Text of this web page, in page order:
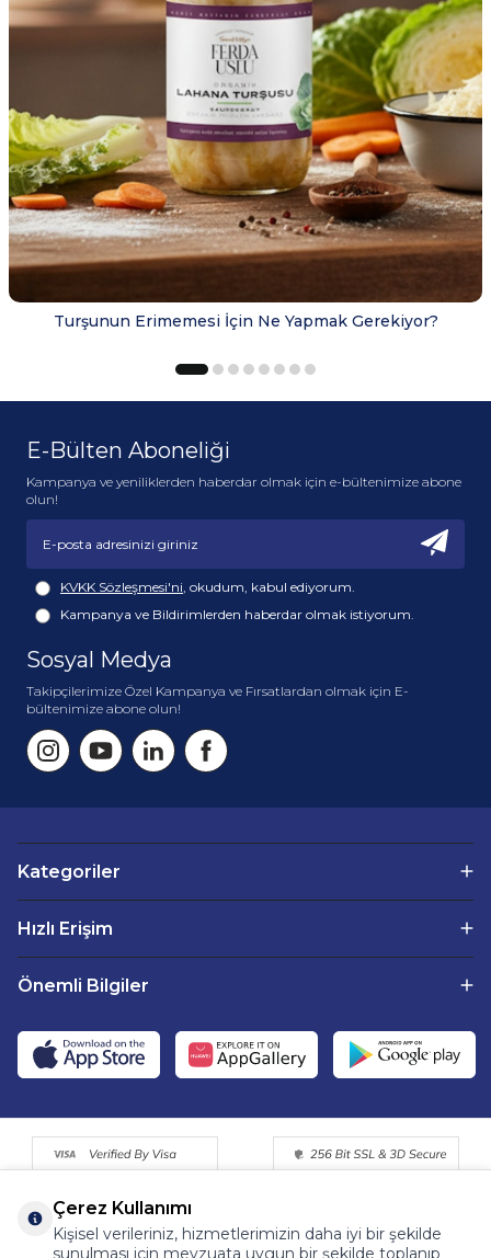
Turşunun Erimemesi İçin Ne Yapmak Gerekiyor?
E-Bülten Aboneliği
Kampanya ve yeniliklerden haberdar olmak için e-bültenimize abone
olun!
KVKK Sözleşmesi'ni, okudum, kabul ediyorum.
Kampanya ve Bildirimlerden haberdar olmak istiyorum.
Sosyal Medya
Takipçilerimize Özel Kampanya ve Fırsatlardan olmak için E-
bültenimize abone olun!
Kategoriler
Hızlı Erişim
Önemli Bilgiler
Çerez Kullanımı
Kişisel verileriniz, hizmetlerimizin daha iyi bir şekilde
sunulması için mevzuata uygun bir şekilde toplanıp